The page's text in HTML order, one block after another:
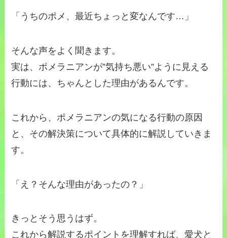
「うちのポメ、最近ちょっと変なんです…」
そんな声をよく聞きます。
実は、ポメラニアンが”気持ち悪い”ように見える
行動には、ちゃんとした理由があるんです。
これから、ポメラニアンの気になる行動の原因
と、その解決策について具体的に解説していきま
す。
「え？そんな理由があったの？」
きっとそう思うはず。
これから解説するポイントを理解すれば、愛犬と